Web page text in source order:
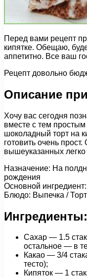
Перед вами рецепт
кипятке. Обещаю,
аппетитно. Все ваш
Рецепт довольно
Описание
Хочу вас сегодня
вместе с тем простым
шоколадный торт на
готовить очень
вышеуказанных
Назначение: На
рождения
Основной
Блюдо: Выпечка /
Ингредиенты:
Сахар — 1.5
остальное — в
Какао — 3/4
тесто);
Кипяток — 1